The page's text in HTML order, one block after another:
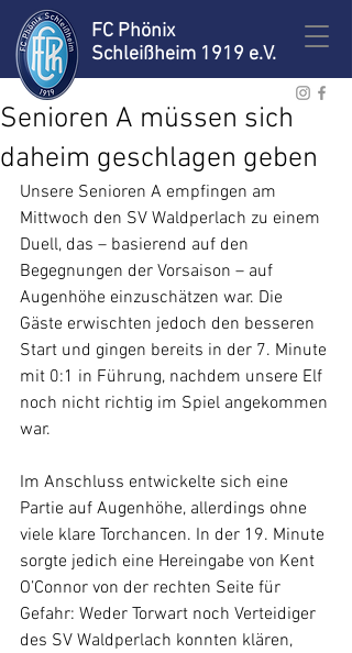
FC Phönix
Schleißheim 1919 e.V.
Senioren A müssen sich
daheim geschlagen geben
Unsere Senioren A empfingen am
Mittwoch den SV Waldperlach zu einem
Duell, das – basierend auf den
Begegnungen der Vorsaison – auf
Augenhöhe einzuschätzen war. Die
Gäste erwischten jedoch den besseren
Start und gingen bereits in der 7. Minute
mit 0:1 in Führung, nachdem unsere Elf
noch nicht richtig im Spiel angekommen
war.
Im Anschluss entwickelte sich eine
Partie auf Augenhöhe, allerdings ohne
viele klare Torchancen. In der 19. Minute
sorgte jedich eine Hereingabe von Kent
O’Connor von der rechten Seite für
Gefahr: Weder Torwart noch Verteidiger
des SV Waldperlach konnten klären,